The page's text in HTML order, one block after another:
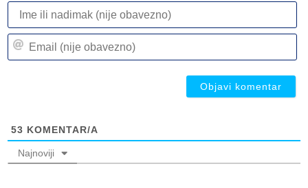
53 KOMENTAR/A
Najnoviji